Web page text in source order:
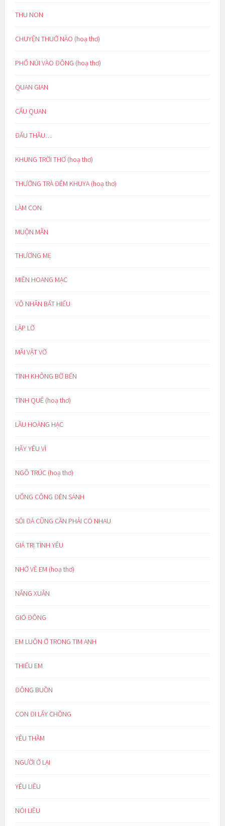
THU NON
CHUYỆN THUỞ NÀO (hoạ thơ)
PHỐ NÚI VÀO ĐÔNG (hoạ thơ)
QUAN GIAN
CẨU QUAN
ĐẤU THẦU…
KHUNG TRỜI THƠ (hoạ thơ)
THƯỞNG TRÀ ĐÊM KHUYA (hoạ thơ)
LÀM CON
MUỘN MẰN
THƯƠNG MẸ
MIỀN HOANG MẠC
VÔ NHÂN BẤT HIẾU
LẬP LỜ
MÃI VẬT VỜ
TÌNH KHÔNG BỜ BẾN
TÌNH QUÊ (hoạ thơ)
LẦU HOÀNG HẠC
HÃY YÊU VÌ
NGÕ TRÚC (hoạ thơ)
UỔNG CÔNG ĐÈN SÁNH
SỎI ĐÁ CŨNG CẦN PHẢI CÓ NHAU
GIÁ TRỊ TÌNH YÊU
NHỚ VỀ EM (hoạ thơ)
NẮNG XUÂN
GIÓ ĐÔNG
EM LUÔN Ở TRONG TIM ANH
THIẾU EM
ĐÔNG BUỒN
CON ĐI LẤY CHỒNG
YÊU THẦM
NGƯỜI Ở LẠI
YÊU LIỀU
NÓI LIỀU